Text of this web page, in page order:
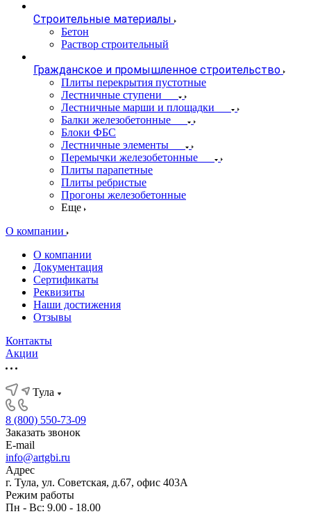
Строительные материалы
Бетон
Раствор строительный
Гражданское и промышленное строительство
Плиты перекрытия пустотные
Лестничные ступени
Лестничные марши и площадки
Балки железобетонные
Блоки ФБС
Лестничные элементы
Перемычки железобетонные
Плиты парапетные
Плиты ребристые
Прогоны железобетонные
Еще
О компании
О компании
Документация
Сертификаты
Реквизиты
Наши достижения
Отзывы
Контакты
Акции
Тула
8 (800) 550-73-09
Заказать звонок
E-mail
info@artgbi.ru
Адрес
г. Тула, ул. Советская, д.67, офис 403А
Режим работы
Пн - Вс: 9.00 - 18.00